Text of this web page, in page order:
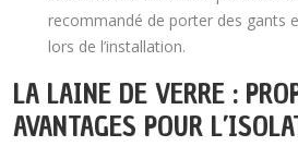
recommandé de porter des gants
lors de l’installation.
LA LAINE DE VERRE :
AVANTAGES POUR